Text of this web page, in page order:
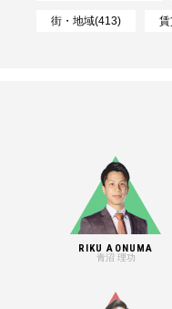
街・地域(413)
RIKU AONUMA
青沼 理功